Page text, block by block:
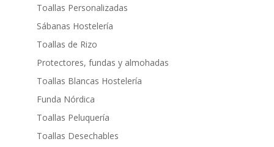
Toallas Personalizadas
Sábanas Hostelería
Toallas de Rizo
Protectores, fundas y almohadas
Toallas Blancas Hostelería
Funda Nórdica
Toallas Peluquería
Toallas Desechables